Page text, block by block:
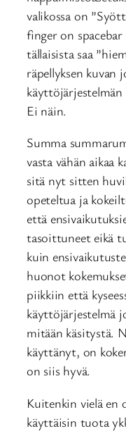
valikossa on
finger on
tällaisista saa
räpellyksen kuvan
Ei näin.
Summa
vasta vähän aikaa
sitä nyt sitten
opeteltua ja
että
tasoittuneet eikä
kuin
huonot
piikkiin että
käyttöjärjestelmä
mitään käsitystä.
käyttänyt, on
on siis hyvä.
Kuitenkin vielä
käyttäisin tuota